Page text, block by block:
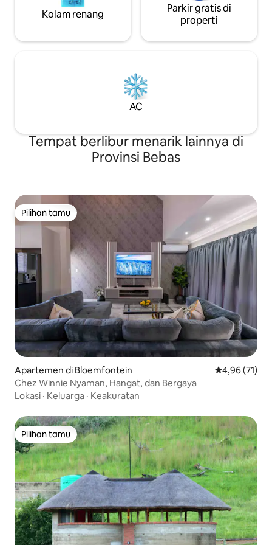
Kolam renang
Parkir gratis di
properti
AC
Tempat berlibur menarik lainnya di
Provinsi Bebas
Pilihan tamu
Pilihan tamu
Apartemen di Bloemfontein Nilai rata-rata
4,96 (71)
Chez Winnie Nyaman, Hangat, dan Bergaya
Lokasi · Keluarga · Keakuratan
Pilihan tamu
Pilihan tamu